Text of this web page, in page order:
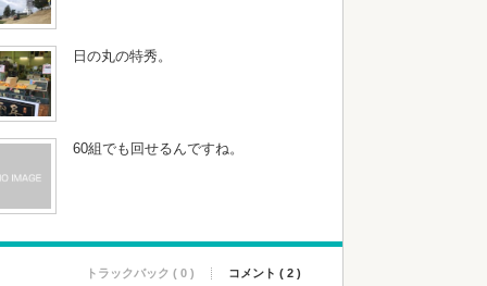
日の丸の特秀。
60組でも回せるんですね。
トラックバック ( 0 ) コメント ( 2 )